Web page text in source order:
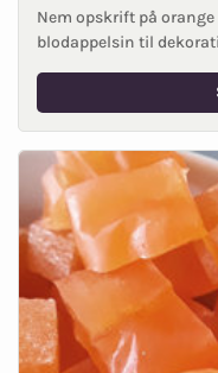
Nem opskrift på
blodappelsin til